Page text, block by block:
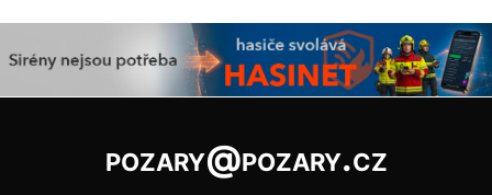
pozary@pozary.cz